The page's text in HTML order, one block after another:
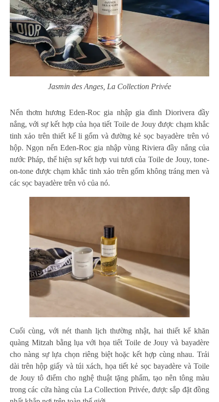
Jasmin des Anges, La Collection Privée
Nến thơm hương Eden-Roc gia nhập gia đình Diorivera đầy
nắng, với sự kết hợp của họa tiết Toile de Jouy được chạm khắc
tinh xảo trên thiết kế li gốm và đường kẻ sọc bayadère trên vỏ
hộp. Ngọn nến Eden-Roc gia nhập vùng Riviera đầy nắng của
nước Pháp, thể hiện sự kết hợp vui tươi của Toile de Jouy, tone-
on-tone được chạm khắc tinh xảo trên gốm không tráng men và
các sọc bayadère trên vỏ của nó.
Cuối cùng, với nét thanh lịch thường nhật, hai thiết kế khăn
quàng Mitzah bằng lụa với họa tiết Toile de Jouy và bayadère
cho nàng sự lựa chọn riêng biệt hoặc kết hợp cùng nhau. Trải
dài trên hộp giấy và túi xách, họa tiết kẻ sọc bayadère và Toile
de Jouy tô điểm cho nghệ thuật tặng phẩm, tạo nên tông màu
trong các cửa hàng của La Collection Privée, được sắp đặt đồng